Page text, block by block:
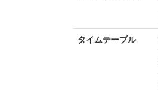
タイムテーブル